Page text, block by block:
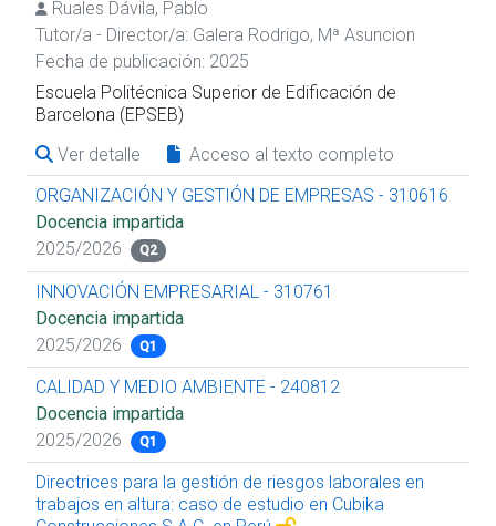
Ruales Dávila, Pablo
Tutor/a - Director/a: Galera Rodrigo, Mª Asuncion
Fecha de publicación: 2025
Escuela Politécnica Superior de Edificación de
Barcelona (EPSEB)
Ver detalle
Acceso al texto completo
ORGANIZACIÓN Y GESTIÓN DE EMPRESAS - 310616
Docencia impartida
2025/2026
Q2
INNOVACIÓN EMPRESARIAL - 310761
Docencia impartida
2025/2026
Q1
CALIDAD Y MEDIO AMBIENTE - 240812
Docencia impartida
2025/2026
Q1
Directrices para la gestión de riesgos laborales en
trabajos en altura: caso de estudio en Cubika